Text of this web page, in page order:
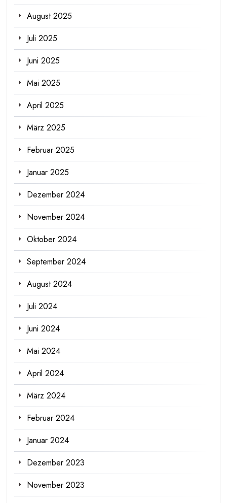
August 2025
Juli 2025
Juni 2025
Mai 2025
April 2025
März 2025
Februar 2025
Januar 2025
Dezember 2024
November 2024
Oktober 2024
September 2024
August 2024
Juli 2024
Juni 2024
Mai 2024
April 2024
März 2024
Februar 2024
Januar 2024
Dezember 2023
November 2023